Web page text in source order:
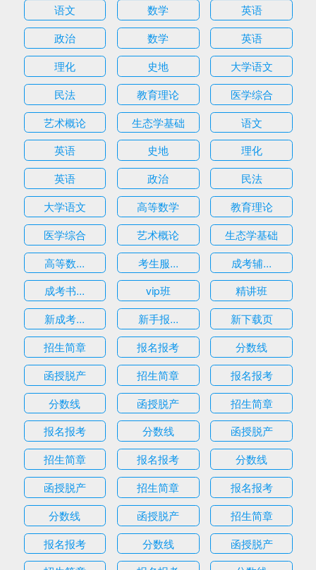
语文
数学
英语
政治
数学
英语
理化
史地
大学语文
民法
教育理论
医学综合
艺术概论
生态学基础
语文
英语
史地
理化
英语
政治
民法
大学语文
高等数学
教育理论
医学综合
艺术概论
生态学基础
高等数...
考生服...
成考辅...
成考书...
vip班
精讲班
新成考...
新手报...
新下载页
招生简章
报名报考
分数线
函授脱产
招生简章
报名报考
分数线
函授脱产
招生简章
报名报考
分数线
函授脱产
招生简章
报名报考
分数线
函授脱产
招生简章
报名报考
分数线
函授脱产
招生简章
报名报考
分数线
函授脱产